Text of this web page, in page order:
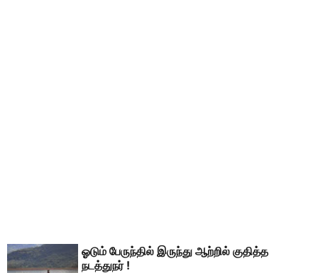
ஓடும் பேருந்தில் இருந்து ஆற்றில் குதித்த
நடத்துநர் !